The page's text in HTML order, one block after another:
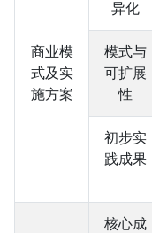
商业模
式及实
施方案
异化
模式与
可扩展
性
初步实
践成果
核心成